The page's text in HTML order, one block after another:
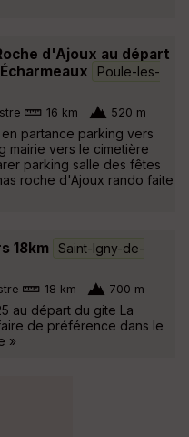
d'Ajoux au départ
Poule-les-
16 km 520 m
partance parking vers
mairie vers le cimetière
parking salle des fêtes
roche d'Ajoux rando faite
18km
Saint-Igny-de-
18 km 700 m
au départ du gite La
de préférence dans le
»